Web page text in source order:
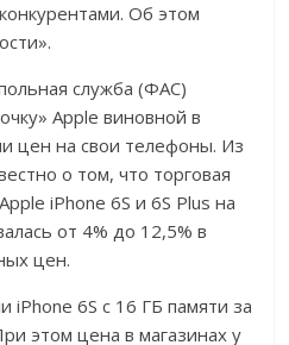
Об этом
служба (ФАС)
Apple виновной в
цен на свои телефоны. Из
о том, что торговая
iPhone 6S и 6S Plus на
от 4% до 12,5% в
цен.
iPhone 6S с 16 ГБ памяти за
этом цена в магазинах у